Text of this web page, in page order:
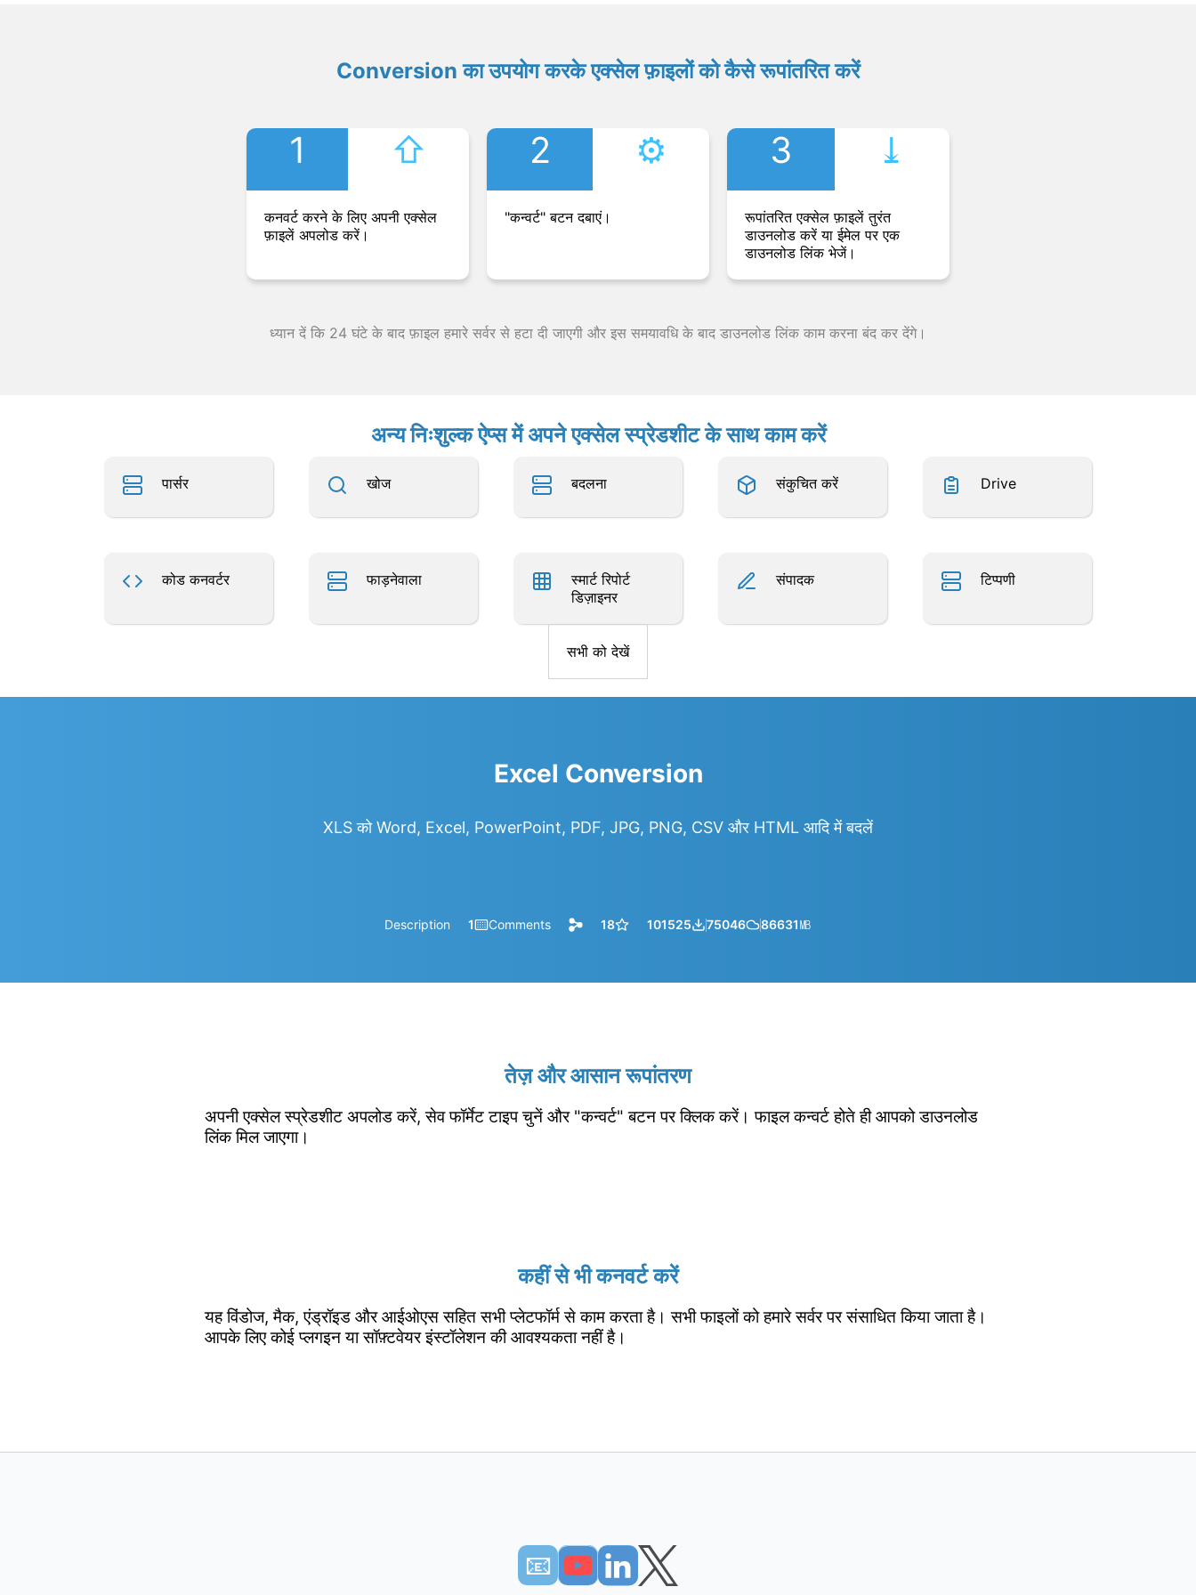
Conversion का उपयोग करके एक्सेल फ़ाइलों को कैसे रूपांतरित करें
1 ⇧︎
कनवर्ट करने के लिए अपनी एक्सेल
फ़ाइलें अपलोड करें।
2 ⚙︎
"कन्वर्ट" बटन दबाएं।
3 ⤓︎
रूपांतरित एक्सेल फ़ाइलें तुरंत
डाउनलोड करें या ईमेल पर एक
डाउनलोड लिंक भेजें।
ध्यान दें कि 24 घंटे के बाद फ़ाइल हमारे सर्वर से हटा दी जाएगी और इस समयावधि के बाद डाउनलोड लिंक काम करना बंद कर देंगे।
अन्य निःशुल्क ऐप्स में अपने एक्सेल स्प्रेडशीट के साथ काम करें
पार्सर खोज बदलना संकुचित करें Drive
कोड कनवर्टर फाड़नेवाला
स्मार्ट रिपोर्ट
डिज़ाइनर
संपादक टिप्पणी
सभी को देखें
Excel Conversion
XLS को Word, Excel, PowerPoint, PDF, JPG, PNG, CSV और HTML आदि में बदलें
Description 1 Comments 18 101525 75046 86631㎆︎
तेज़ और आसान रूपांतरण
अपनी एक्सेल स्प्रेडशीट अपलोड करें, सेव फॉर्मेट टाइप चुनें और "कन्वर्ट" बटन पर क्लिक करें। फाइल कन्वर्ट होते ही आपको डाउनलोड
लिंक मिल जाएगा।
कहीं से भी कनवर्ट करें
यह विंडोज, मैक, एंड्रॉइड और आईओएस सहित सभी प्लेटफॉर्म से काम करता है। सभी फाइलों को हमारे सर्वर पर संसाधित किया जाता है।
आपके लिए कोई प्लगइन या सॉफ़्टवेयर इंस्टॉलेशन की आवश्यकता नहीं है।
📧︎